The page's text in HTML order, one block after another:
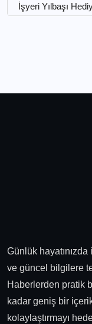
İşyeri Yılbaşı
Günlük
ve güncel bilgilere
Haberlerden pratik
kadar geniş bir
kolaylaştırmayı